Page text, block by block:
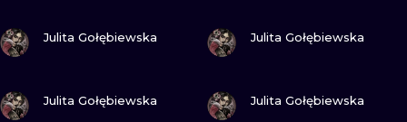
Julita Gołębiewska Julita Gołębiewska
Julita Gołębiewska Julita Gołębiewska